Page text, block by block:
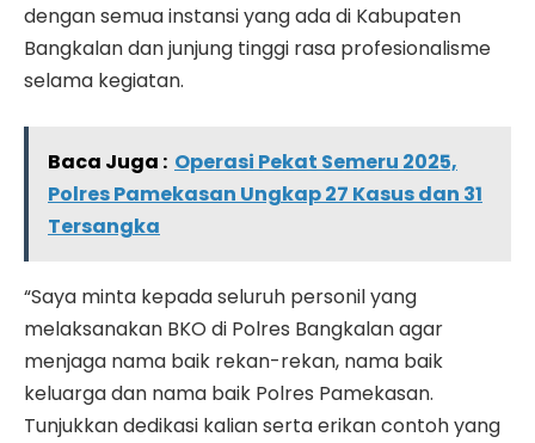
dengan semua instansi yang ada di Kabupaten
Bangkalan dan junjung tinggi rasa profesionalisme
selama kegiatan.
Baca Juga : Operasi Pekat Semeru 2025,
Polres Pamekasan Ungkap 27 Kasus dan 31
Tersangka
“Saya minta kepada seluruh personil yang
melaksanakan BKO di Polres Bangkalan agar
menjaga nama baik rekan-rekan, nama baik
keluarga dan nama baik Polres Pamekasan.
Tunjukkan dedikasi kalian serta erikan contoh yang